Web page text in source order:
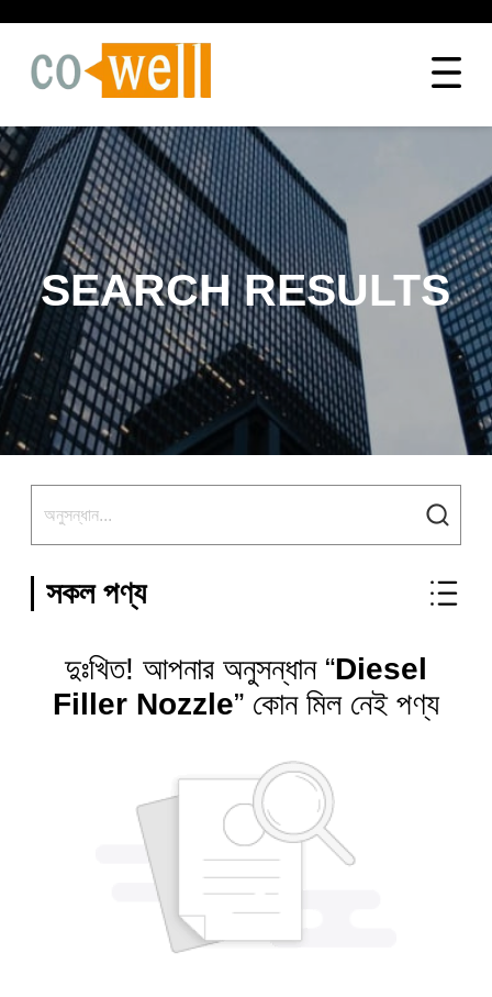
SEARCH RESULTS
সকল পণ্য
দুঃখিত! আপনার অনুসন্ধান “Diesel
Filler Nozzle” কোন মিল নেই পণ্য